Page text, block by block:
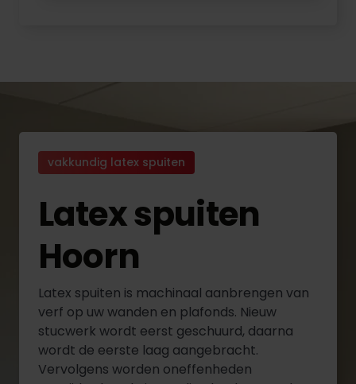
vakkundig latex spuiten
Latex spuiten
Hoorn
Latex spuiten is machinaal aanbrengen van
verf op uw wanden en plafonds. Nieuw
stucwerk wordt eerst geschuurd, daarna
wordt de eerste laag aangebracht.
Vervolgens worden oneffenheden